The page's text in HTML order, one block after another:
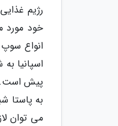
رژیم
خود مورد
انواع
اسپانیا
به پاستا
می توان